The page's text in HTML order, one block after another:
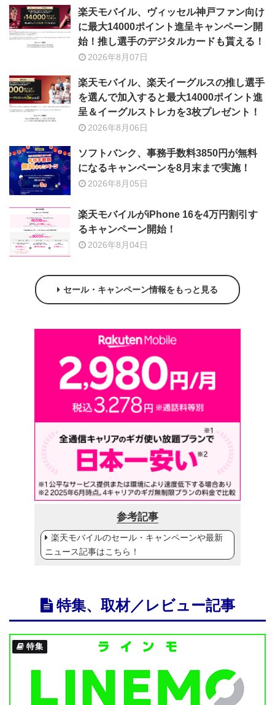
楽天モバイル、ヴィッセル神戸ファン向け
に最大14000ポイント進呈キャンペーン開
始！推し選手のデジタルカードも貰える！
2026年8月07日
楽天モバイル、楽天イーグルスの推し選手
を選んで加入すると最大14000ポイント進
呈＆イーグルストレカを3枚プレゼント！
2026年8月06日
ソフトバンク、事務手数料3850円が無料
になるキャンペーンを8月末まで実施！
2026年8月05日
楽天モバイルがiPhone 16を4万円割引す
るキャンペーン開始！
2026年8月04日
セール・キャンペーン情報をもっと見る
参考記事
楽天モバイルのセール・キャンペーンや最新
ニュース記事はこちら！
特集、取材／レビュー記事
特集